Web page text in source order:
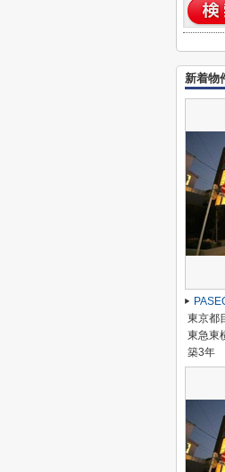
新着物
東京都
東急東
築3年